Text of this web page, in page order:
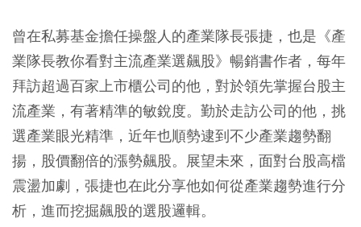
曾在私募基金擔任操盤人的產業隊長張捷，也是《產
業隊長教你看對主流產業選飆股》暢銷書作者，每年
拜訪超過百家上市櫃公司的他，對於領先掌握台股主
流產業，有著精準的敏銳度。勤於走訪公司的他，挑
選產業眼光精準，近年也順勢逮到不少產業趨勢翻
揚，股價翻倍的漲勢飆股。展望未來，面對台股高檔
震盪加劇，張捷也在此分享他如何從產業趨勢進行分
析，進而挖掘飆股的選股邏輯。